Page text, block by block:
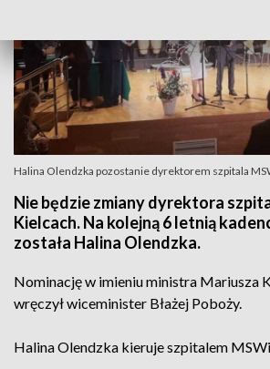
Halina Olendzka pozostanie dyrektorem szpitala
Nie będzie zmiany dyrektora
Kielcach. Na kolejną 6 letnią
została Halina Olendzka.
Nominację w imieniu ministra Mariusza
wręczył wiceminister Błażej Poboży.
Halina Olendzka kieruje szpitalem